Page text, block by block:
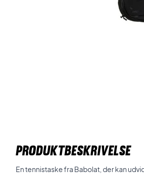
PRODUKTBESKRIVELSE
En tennistaske fra Babolat, der kan